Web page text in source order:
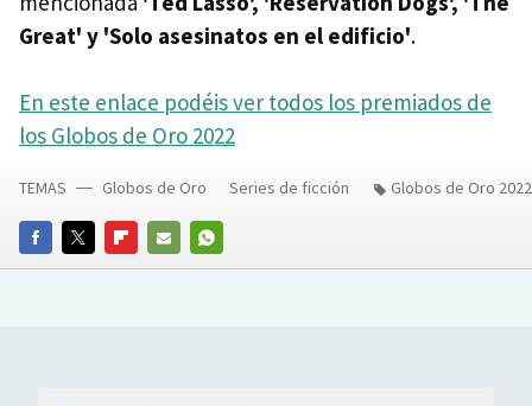
Great' y 'Solo asesinatos en el edificio'.
En este enlace podéis ver todos los premiados de
los Globos de Oro 2022
FACEBOOKTWITTERFLIPBOARD
E-
WHATSAPP
TEMAS Globos de Oro Series de ficción Globos de Oro 2022